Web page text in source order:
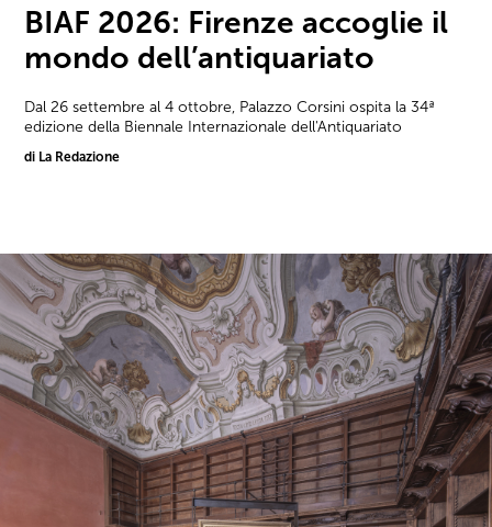
BIAF 2026: Firenze accoglie il
mondo dell’antiquariato
Dal 26 settembre al 4 ottobre, Palazzo Corsini ospita la 34ª
edizione della Biennale Internazionale dell'Antiquariato
di La Redazione